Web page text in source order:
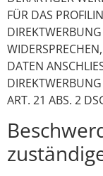
FÜR DAS
DATEN
ART. 21 ABS. 2